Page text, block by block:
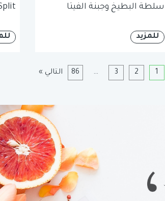
سلطة البطيخ وجبنة الفيتا
للمزيد
1
2
3
…
86 التالي »